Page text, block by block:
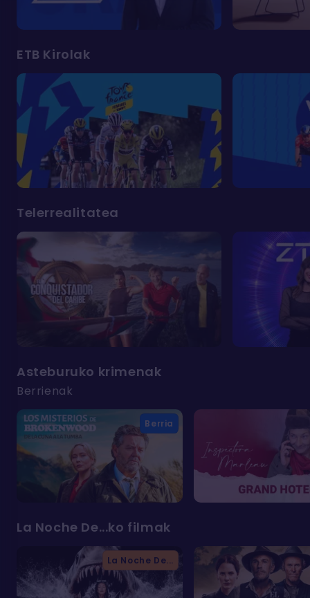
ETB Kirolak
Telerrealitatea
Asteburuko krimenak
Berrienak
Berria
La Noche De...ko filmak
La Noche De...